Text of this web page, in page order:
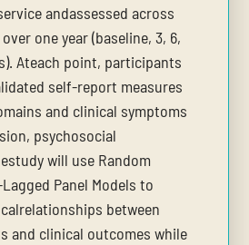
andassessed across
one year (baseline, 3, 6,
Ateach point, participants
self-report measures
and clinical symptoms
psychosocial
will use Random
Panel Models to
between
and clinical outcomes while